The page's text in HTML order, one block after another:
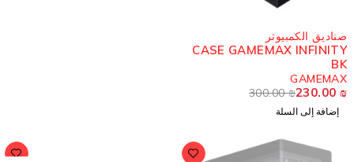
صناديق الكمبيوتر
CASE GAMEMAX INFINITY
BK
GAMEMAX
300.00₪230.00
إضافة إلى السلة